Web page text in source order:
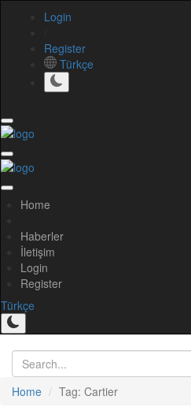
Login
Register
Türkçe
Home
Haberler
İletişim
Login
Register
Türkçe
Home Tag: Cartier